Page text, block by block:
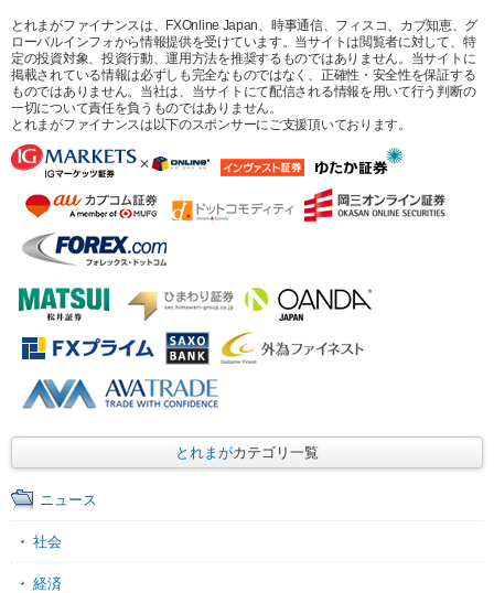
とれまがファイナンスは、FXOnline Japan、時事通信、フィスコ、カブ知恵、グ
ローバルインフォから情報提供を受けています。当サイトは閲覧者に対して、特
定の投資対象、投資行動、運用方法を推奨するものではありません。当サイトに
掲載されている情報は必ずしも完全なものではなく、正確性・安全性を保証する
ものではありません。当社は、当サイトにて配信される情報を用いて行う判断の
一切について責任を負うものではありません。
とれまがファイナンスは以下のスポンサーにご支援頂いております。
とれまがカテゴリ一覧
ニュース
社会
経済